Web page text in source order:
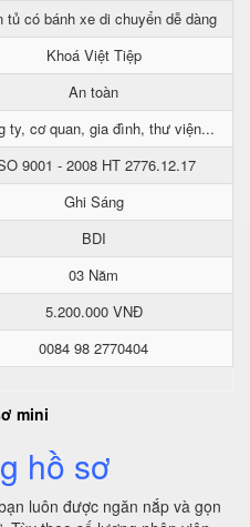
tủ có bánh xe di chuyển dễ dàng
Khoá Việt Tiệp
An toàn
ty, cơ quan, gia đình, thư viện...
9001 - 2008 HT 2776.12.17
Ghi Sáng
BDI
03 Năm
5.200.000 VNĐ
0084 98 2770404
mini
hồ sơ
luôn được ngăn nắp và gọn